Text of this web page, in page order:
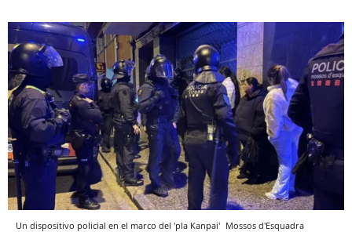
Un dispositivo policial en el marco del 'pla Kanpai' Mossos d'Esquadra